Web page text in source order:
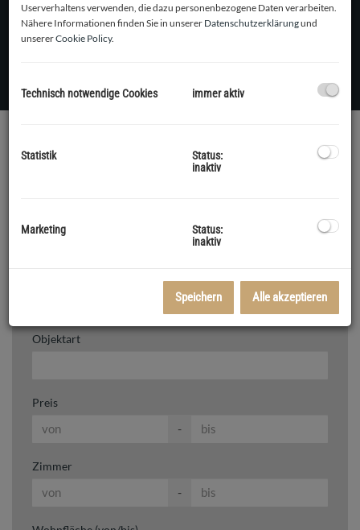
GRUNDSTÜCKE
IMMOBILIEN FINDEN
Miete Kauf
Objektart
Preis
-
Zimmer
-
Userverhaltens verwenden, die dazu personenbezogene Daten verarbeiten.
Nähere Informationen finden Sie in unserer Datenschutzerklärungund
unsererCookie Policy.
Technisch notwendige Cookies immer aktiv
Statistik
Status:
inaktiv
Marketing
Status:
inaktiv
Speichern Alle akzeptieren